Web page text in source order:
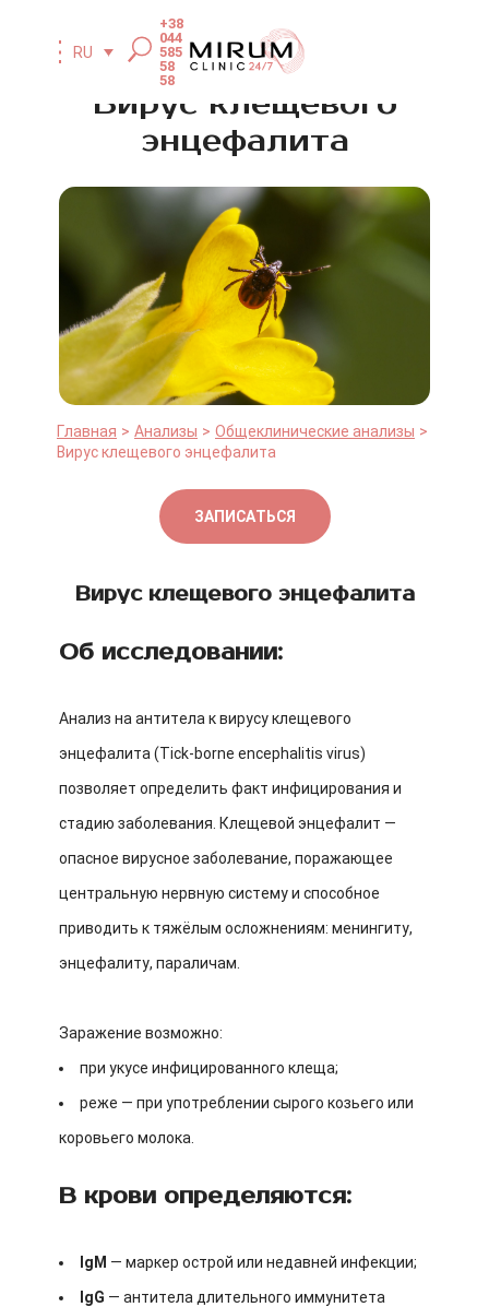
RU
+38
044
585
58
58
Вирус клещевого
энцефалита
Главная Анализы
Общеклинические анализы
Вирус клещевого энцефалита
ЗАПИСАТЬСЯ
Вирус клещевого энцефалита
Об исследовании:
Анализ на антитела к вирусу клещевого
энцефалита (Tick-borne encephalitis virus)
позволяет определить факт инфицирования и
стадию заболевания. Клещевой энцефалит —
опасное вирусное заболевание, поражающее
центральную нервную систему и способное
приводить к тяжёлым осложнениям: менингиту,
энцефалиту, параличам.
Заражение возможно:
при укусе инфицированного клеща;
реже — при употреблении сырого козьего или
коровьего молока.
В крови определяются:
IgM — маркер острой или недавней инфекции;
IgG — антитела длительного иммунитета